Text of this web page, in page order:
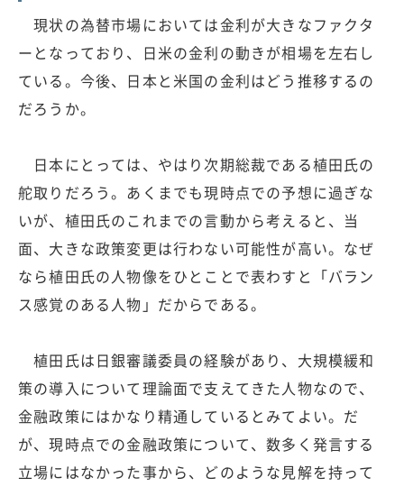
現状の為替市場においては金利が大きなファクタ
ーとなっており、日米の金利の動きが相場を左右し
ている。今後、日本と米国の金利はどう推移するの
だろうか。
日本にとっては、やはり次期総裁である植田氏の
舵取りだろう。あくまでも現時点での予想に過ぎな
いが、植田氏のこれまでの言動から考えると、当
面、大きな政策変更は行わない可能性が高い。なぜ
なら植田氏の人物像をひとことで表わすと「バラン
ス感覚のある人物」だからである。
植田氏は日銀審議委員の経験があり、大規模緩和
策の導入について理論面で支えてきた人物なので、
金融政策にはかなり精通しているとみてよい。だ
が、現時点での金融政策について、数多く発言する
立場にはなかった事から、どのような見解を持って